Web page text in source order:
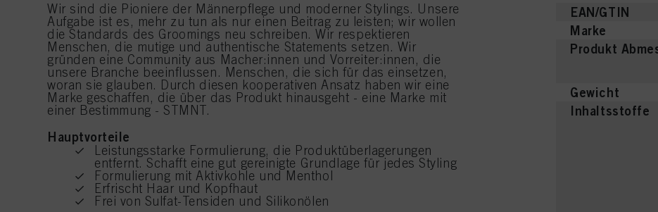
Wir sind die Pioniere der Männerpflege und moderner Stylings. Unsere
Aufgabe ist es, mehr zu tun als nur einen Beitrag zu leisten; wir wollen
die Standards des Groomings neu schreiben. Wir respektieren
Menschen, die mutige und authentische Statements setzen. Wir
gründen eine Community aus Macher:innen und Vorreiter:innen, die
unsere Branche beeinflussen. Menschen, die sich für das einsetzen,
woran sie glauben. Durch diesen kooperativen Ansatz haben wir eine
Marke geschaffen, die über das Produkt hinausgeht - eine Marke mit
einer Bestimmung - STMNT.
Hauptvorteile
Leistungsstarke Formulierung, die Produktüberlagerungen
entfernt. Schafft eine gut gereinigte Grundlage für jedes Styling
Formulierung mit Aktivkohle und Menthol
Erfrischt Haar und Kopfhaut
Frei von Sulfat-Tensiden und Silikonölen
EAN/GTIN
Marke
Produkt
Gewicht
Inhaltsstoffe